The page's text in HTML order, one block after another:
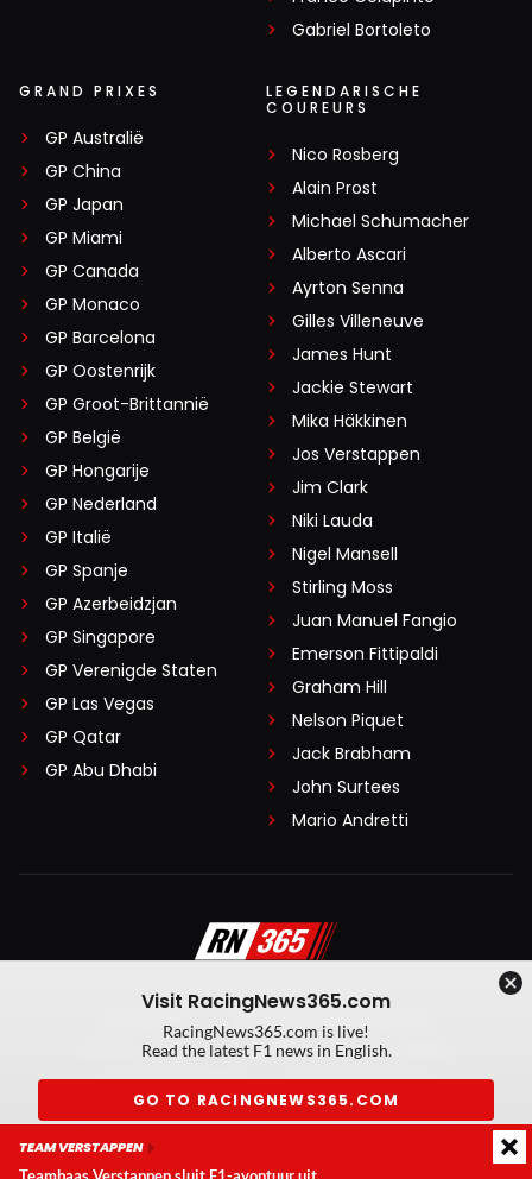
Gabriel Bortoleto
GRAND PRIXES
GP Australië
GP China
GP Japan
GP Miami
GP Canada
GP Monaco
GP Barcelona
GP Oostenrijk
GP Groot-Brittannië
GP België
GP Hongarije
GP Nederland
GP Italië
GP Spanje
GP Azerbeidzjan
GP Singapore
GP Verenigde Staten
GP Las Vegas
GP Qatar
GP Abu Dhabi
LEGENDARISCHE
COUREURS
Nico Rosberg
Alain Prost
Michael Schumacher
Alberto Ascari
Ayrton Senna
Gilles Villeneuve
James Hunt
Jackie Stewart
Mika Häkkinen
Jos Verstappen
Jim Clark
Niki Lauda
Nigel Mansell
Stirling Moss
Juan Manuel Fangio
Emerson Fittipaldi
Graham Hill
Nelson Piquet
Jack Brabham
John Surtees
Mario Andretti
Algemene voorwaarden
Privacy Policy
Created by On Your Marks
Privacy manager
Kansspeluitingen
Visit RacingNews365.com
RacingNews365.com is live!
Read the latest F1 news in English.
GO TO RACINGNEWS365.COM
TEAM VERSTAPPEN